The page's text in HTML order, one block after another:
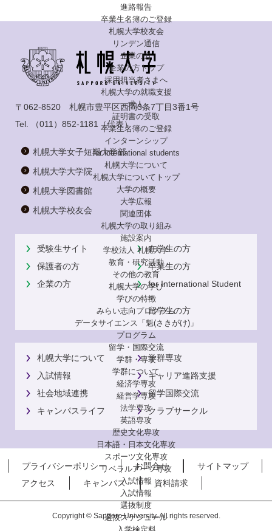
進路報告
卒業生名簿のご登録
札幌大学校友会
リンデン通信
企業の方
企業の方トップ
採用担当者さまへ
札幌大学の就職支援
求人
証明書の受取
卒業生名簿のご登録
インターンシップ
for international students
札幌大学について
札幌大学についてトップ
大学の概要
大学広報
関連団体
札幌大学の取り組み
施設案内
学校法人 札幌大学
教育・研究活動
その他の教育
札幌大学の学び
学びの特徴
みらい志向プログラム
データサイエンス「魁(さきがけ)」
プログラム
留学・国際交流
学群・専攻
学群について
経済学専攻
経営学専攻
法学専攻
英語専攻
歴史文化専攻
日本語・日本文化専攻
スポーツ文化専攻
リベラルアーツ専攻
入試情報
入試情報
選抜制度
選抜スケジュール
〒062-8520 札幌市豊平区西岡3条7丁目3番1号
Tel.
（011）852-1181 （代表）
札幌大学女子短期大学部
札幌大学大学院
札幌大学図書館
札幌大学校友会
受験生サイト
在学生の方
保護者の方
卒業生の方
企業の方
for International Student
s
留学生の方
札幌大学について
学群専攻
入試情報
キャリア進路支援
社会地域連携
留学国際交流
キャンパスライフ
クラブサークル
プライバシーポリシー お問合せ
サイトマップ
アクセス
キャンパス 資料請求
Copyright © Sapporo University. All rights reserved.